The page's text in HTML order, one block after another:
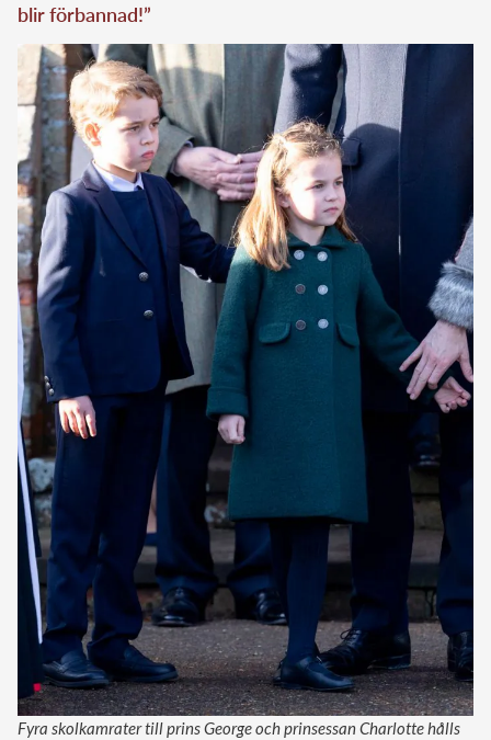
blir förbannad!”
Fyra skolkamrater till prins George och prinsessan Charlotte hålls